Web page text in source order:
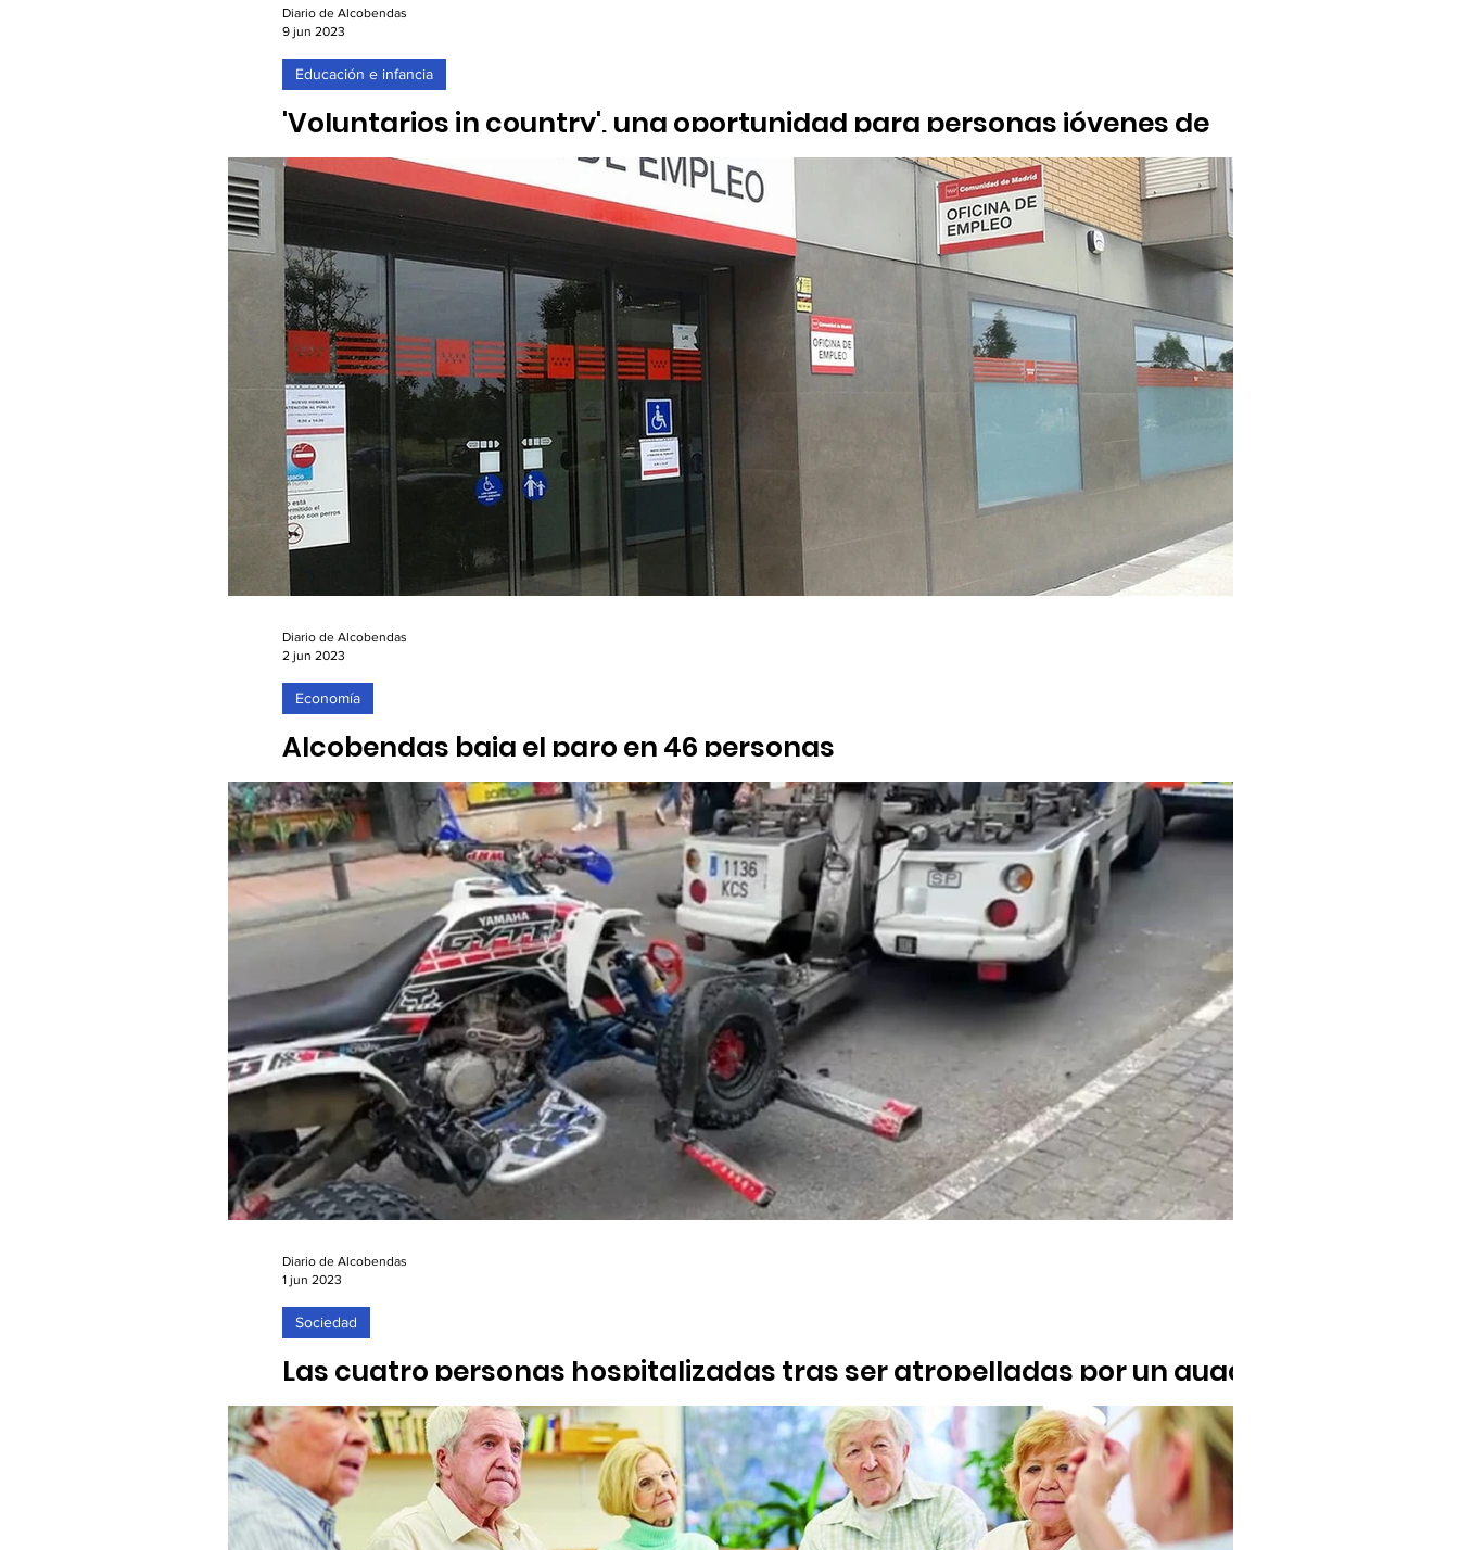
'Voluntarios in country', una oportunidad para personas jóvenes de
colaborar y aprender
09/06/2023. Para participar, es necesario tener entre 18 y 30 años y un gran interés por trabajar con otras personas jóvenes
Educación e infancia
Diario de Alcobendas
9 jun 2023
Alcobendas baja el paro en 46 personas
02/06/2023. La localidad suma su tercer mes consecutivo de caída del desempleo
Economía
Diario de Alcobendas
2 jun 2023
Las cuatro personas hospitalizadas tras ser atropelladas por un quad
evolucionan levemente
01/06/2023. Preocupa el conductor de 25 años en estado crítico
Sociedad
Diario de Alcobendas
1 jun 2023